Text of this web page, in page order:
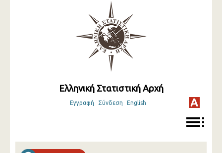
Ελληνική Στατιστική Αρχή
Εγγραφή Σύνδεση English